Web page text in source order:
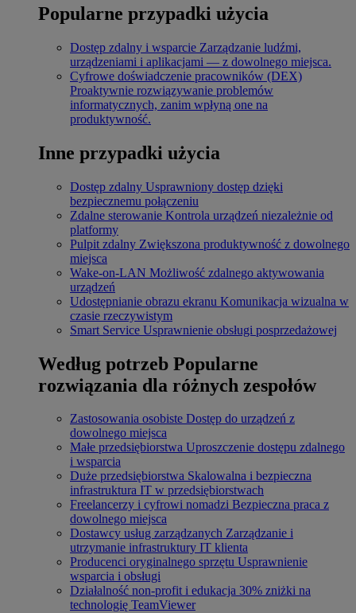
Popularne przypadki użycia
Dostęp zdalny i wsparcie Zarządzanie ludźmi,
urządzeniami i aplikacjami — z dowolnego miejsca.
Cyfrowe doświadczenie pracowników (DEX)
Proaktywnie rozwiązywanie problemów
informatycznych, zanim wpłyną one na
produktywność.
Inne przypadki użycia
Dostęp zdalny Usprawniony dostęp dzięki
bezpiecznemu połączeniu
Zdalne sterowanie Kontrola urządzeń niezależnie od
platformy
Pulpit zdalny Zwiększona produktywność z dowolnego
miejsca
Wake-on-LAN Możliwość zdalnego aktywowania
urządzeń
Udostępnianie obrazu ekranu Komunikacja wizualna w
czasie rzeczywistym
Smart Service Usprawnienie obsługi posprzedażowej
Według potrzeb Popularne
rozwiązania dla różnych zespołów
Zastosowania osobiste Dostęp do urządzeń z
dowolnego miejsca
Małe przedsiębiorstwa Uproszczenie dostępu zdalnego
i wsparcia
Duże przedsiębiorstwa Skalowalna i bezpieczna
infrastruktura IT w przedsiębiorstwach
Freelancerzy i cyfrowi nomadzi Bezpieczna praca z
dowolnego miejsca
Dostawcy usług zarządzanych Zarządzanie i
utrzymanie infrastruktury IT klienta
Producenci oryginalnego sprzętu Usprawnienie
wsparcia i obsługi
Działalność non-profit i edukacja 30% zniżki na
technologię TeamViewer